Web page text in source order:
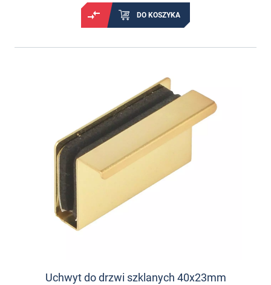
DO KOSZYKA
Uchwyt do drzwi szklanych 40x23mm